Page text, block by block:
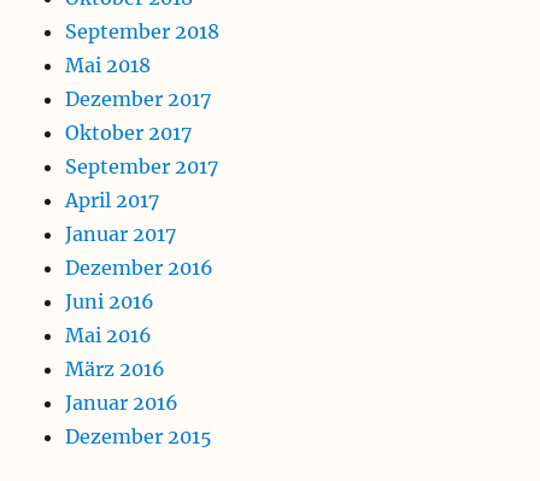
September 2018
Mai 2018
Dezember 2017
Oktober 2017
September 2017
April 2017
Januar 2017
Dezember 2016
Juni 2016
Mai 2016
März 2016
Januar 2016
Dezember 2015